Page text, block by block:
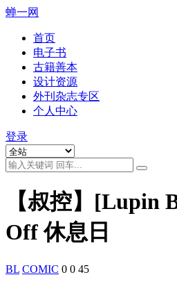
蝉一网
首页
电子书
古籍善本
设计资源
外刊杂志专区
个人中心
登录
【叔控】[Lupin
Off 休息日
BL COMIC 0 0 45